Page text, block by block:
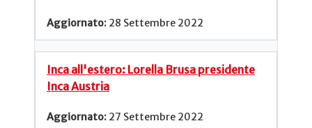
28 Settembre 2022
Inca all'estero: Lorella Brusa presidente
Inca Austria
27 Settembre 2022